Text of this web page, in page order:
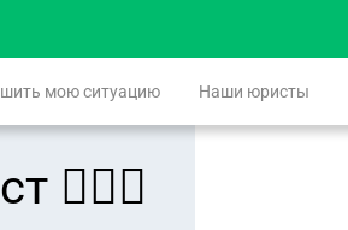
мою ситуацию Наши юристы
👨🏻‍⚖️